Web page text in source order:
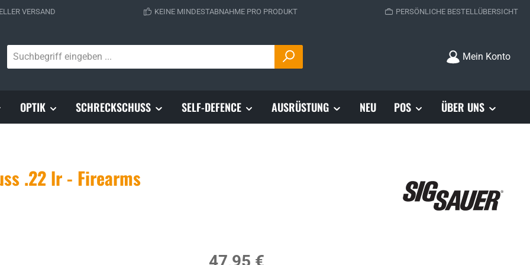
VERSAND KEINE MINDESTABNAHME PRO PRODUKT PERSÖNLICHE BESTELLÜBERSICHT
Mein Konto
OPTIK SCHRECKSCHUSS SELF-DEFENCE AUSRÜSTUNG NEU POS ÜBER UNS
.22 lr - Firearms
Regulärer Preis: